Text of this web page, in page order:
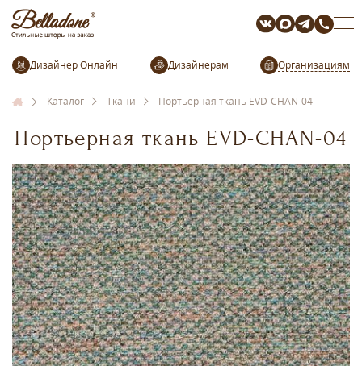
Организациям
Каталог Ткани Портьерная ткань EVD-CHAN-04
Портьерная ткань EVD-CHAN-04